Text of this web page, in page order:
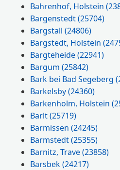
Bahrenhof, Holstein
Bargenstedt(25704)
Bargstall(24806)
Bargstedt, Holstein
Bargteheide(22941)
Bargum(25842)
Bark bei Bad Segeberg
Barkelsby(24360)
Barkenholm, Holstein
Barlt(25719)
Barmissen(24245)
Barmstedt(25355)
Barnitz, Trave(23858)
Barsbek(24217)